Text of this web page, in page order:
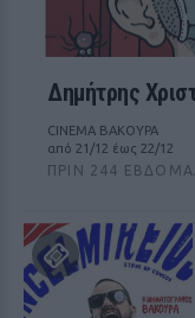
Δημήτρης
CINEMA ΒΑΚΟΥΡΑ
από 21/12 έως 22/12
ΠΡΙΝ 244